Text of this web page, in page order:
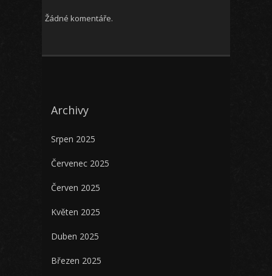
Žádné komentáře.
Archivy
Srpen 2025
Červenec 2025
Červen 2025
Květen 2025
Duben 2025
Březen 2025